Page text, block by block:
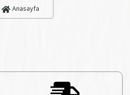
Anasayfa